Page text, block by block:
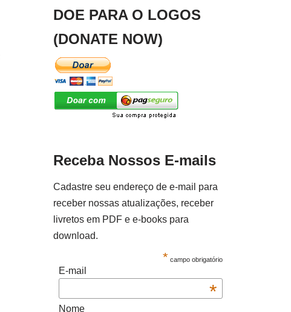
DOE PARA O LOGOS
(DONATE NOW)
Receba Nossos E-mails
Cadastre seu endereço de e-mail para
receber nossas atualizações, receber
livretos em PDF e e-books para
download.
* campo obrigatório
E-mail
*
Nome